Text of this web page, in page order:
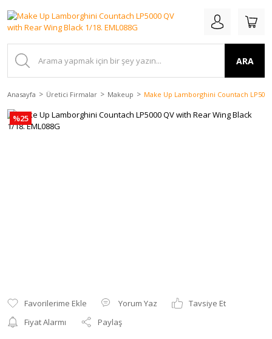
ARA
Anasayfa Üretici Firmalar Makeup Make Up Lamborghini Countach
%25
Yorum Yaz
Tavsiye Et
Fiyat Alarmı
Paylaş